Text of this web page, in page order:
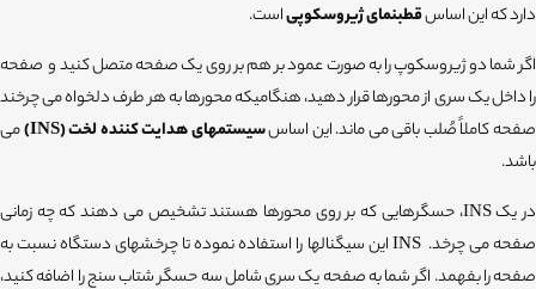
دارد که این اساسقطبنمای ژیروسکوپیاست.
اگر شما دو ژیروسکوپ را به صورت عمود بر هم بر روی یک صفحه متصل کنید و صفحه
را داخل یک سری از محورها قرار دهید، هنگامیکه محورها به هر طرف دلخواه می چرخند
صفحه کاملاً صُلب باقی می ماند. این اساسسیستمهای هدایت کننده لخت (INS
)می
باشد.
در یکINS، حسگرهایی که بر روی محورها هستند تشخیص می دهند که چه زمانی
صفحه می چرخد. INSاین سیگنالها را استفاده نموده تا چرخشهای دستگاه نسبت به
صفحه را بفهمد. اگر شما به صفحه یک سری شامل سه حسگر شتاب سنج را اضافه کنید،